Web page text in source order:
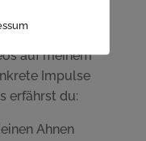
habe ich
auf meinem
Impulse
erfährst du:
Ahnen